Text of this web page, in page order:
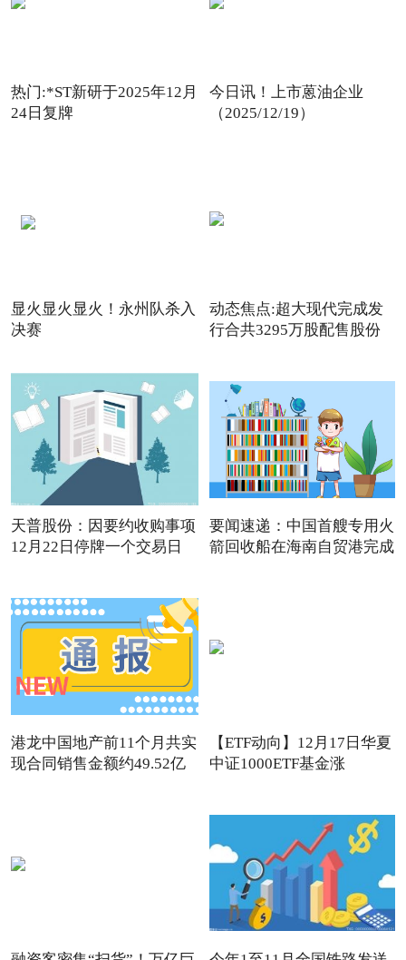
热门:*ST新研于2025年12月
24日复牌
今日讯！上市蒽油企业
（2025/12/19）
显火显火显火！永州队杀入
决赛
动态焦点:超大现代完成发
行合共3295万股配售股份
天普股份：因要约收购事项
12月22日停牌一个交易日
要闻速递：中国首艘专用火
箭回收船在海南自贸港完成
港龙中国地产前11个月共实
现合同销售金额约49.52亿
【ETF动向】12月17日华夏
中证1000ETF基金涨